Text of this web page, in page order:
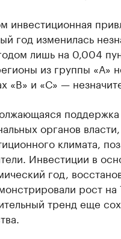
инвестиционная
год изменилась
лишь на 0,004
из группы «А»
«В» и «С» —
поддержка
органов
климата,
Инвестиции в
год,
рост на
тренд еще